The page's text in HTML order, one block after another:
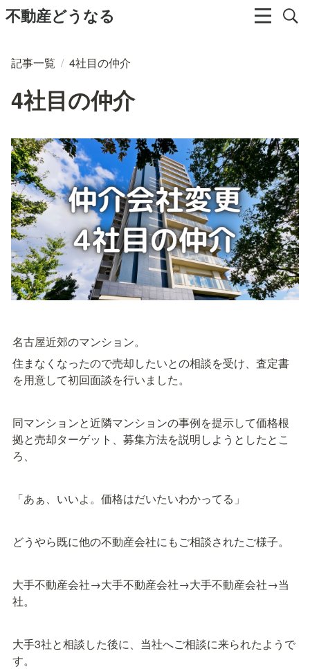
不動産どうなる
記事一覧 / 4社目の仲介
4社目の仲介
名古屋近郊のマンション。
住まなくなったので売却したいとの相談を受け、査定書
を用意して初回面談を行いました。
同マンションと近隣マンションの事例を提示して価格根
拠と売却ターゲット、募集方法を説明しようとしたとこ
ろ、
「あぁ、いいよ。価格はだいたいわかってる」
どうやら既に他の不動産会社にもご相談されたご様子。
大手不動産会社→大手不動産会社→大手不動産会社→当
社。
大手3社と相談した後に、当社へご相談に来られたようで
す。